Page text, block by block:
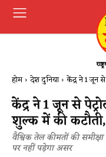
होम देश दुनिया केंद्र ने 1 जून
केंद्र ने 1 जून से
शुल्क में की
वैश्विक तेल कीमतों की
पर नहीं पड़ेगा असर